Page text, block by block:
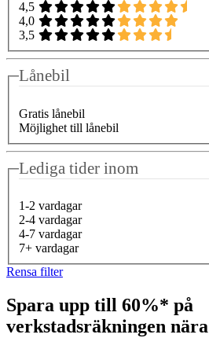
4,5
4,0
3,5
Lånebil
Gratis lånebil
Möjlighet till lånebil
Lediga tider inom
1-2 vardagar
2-4 vardagar
4-7 vardagar
7+ vardagar
Rensa filter
Spara upp till 60%* på
verkstadsräkningen nära